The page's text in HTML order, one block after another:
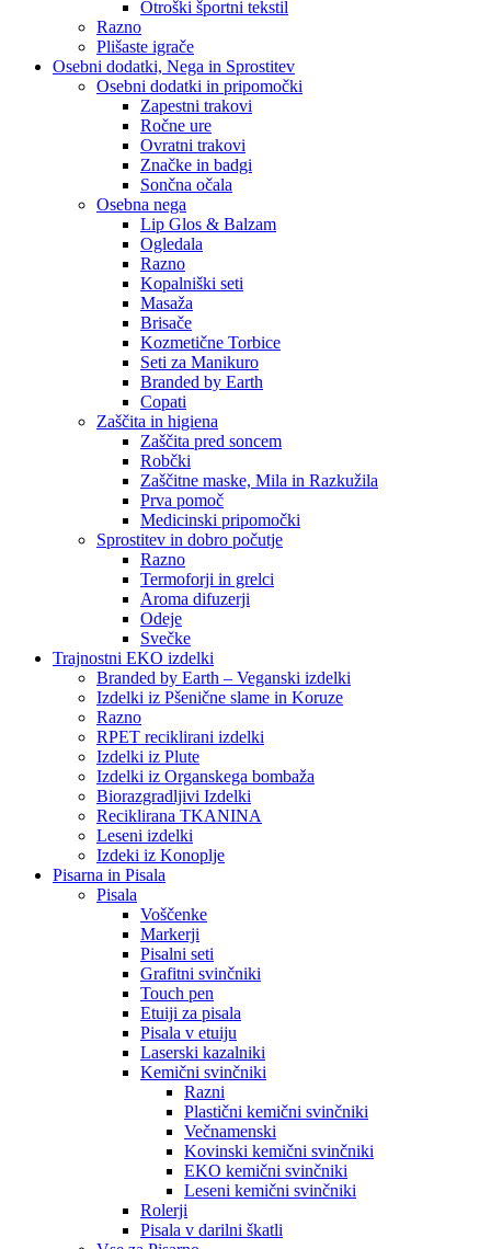
Otroški športni tekstil
Razno
Plišaste igrače
Osebni dodatki, Nega in Sprostitev
Osebni dodatki in pripomočki
Zapestni trakovi
Ročne ure
Ovratni trakovi
Značke in badgi
Sončna očala
Osebna nega
Lip Glos & Balzam
Ogledala
Razno
Kopalniški seti
Masaža
Brisače
Kozmetične Torbice
Seti za Manikuro
Branded by Earth
Copati
Zaščita in higiena
Zaščita pred soncem
Robčki
Zaščitne maske, Mila in Razkužila
Prva pomoč
Medicinski pripomočki
Sprostitev in dobro počutje
Razno
Termoforji in grelci
Aroma difuzerji
Odeje
Svečke
Trajnostni EKO izdelki
Branded by Earth – Veganski izdelki
Izdelki iz Pšenične slame in Koruze
Razno
RPET reciklirani izdelki
Izdelki iz Plute
Izdelki iz Organskega bombaža
Biorazgradljivi Izdelki
Reciklirana TKANINA
Leseni izdelki
Izdeki iz Konoplje
Pisarna in Pisala
Pisala
Voščenke
Markerji
Pisalni seti
Grafitni svinčniki
Touch pen
Etuiji za pisala
Pisala v etuiju
Laserski kazalniki
Kemični svinčniki
Razni
Plastični kemični svinčniki
Večnamenski
Kovinski kemični svinčniki
EKO kemični svinčniki
Leseni kemični svinčniki
Rolerji
Pisala v darilni škatli